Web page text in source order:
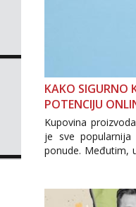
KAKO SIGURNO
POTENCIJU
Kupovina
je sve
ponude. Međutim,
se pojavljuju i
internetske